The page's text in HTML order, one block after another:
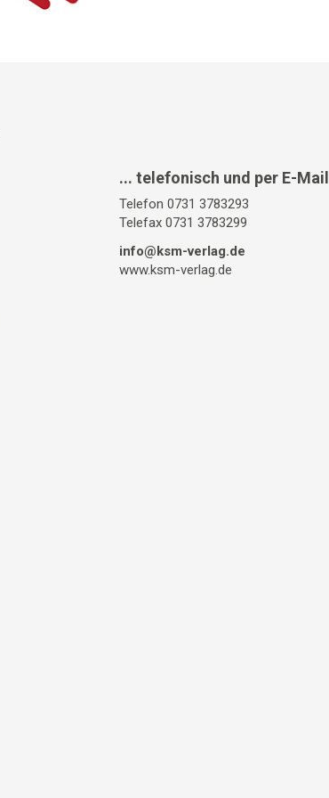
... telefonisch und per E-Mail
Telefon 0731 3783293
Telefax 0731 3783299
info@ksm-verlag.de
www.ksm-verlag.de